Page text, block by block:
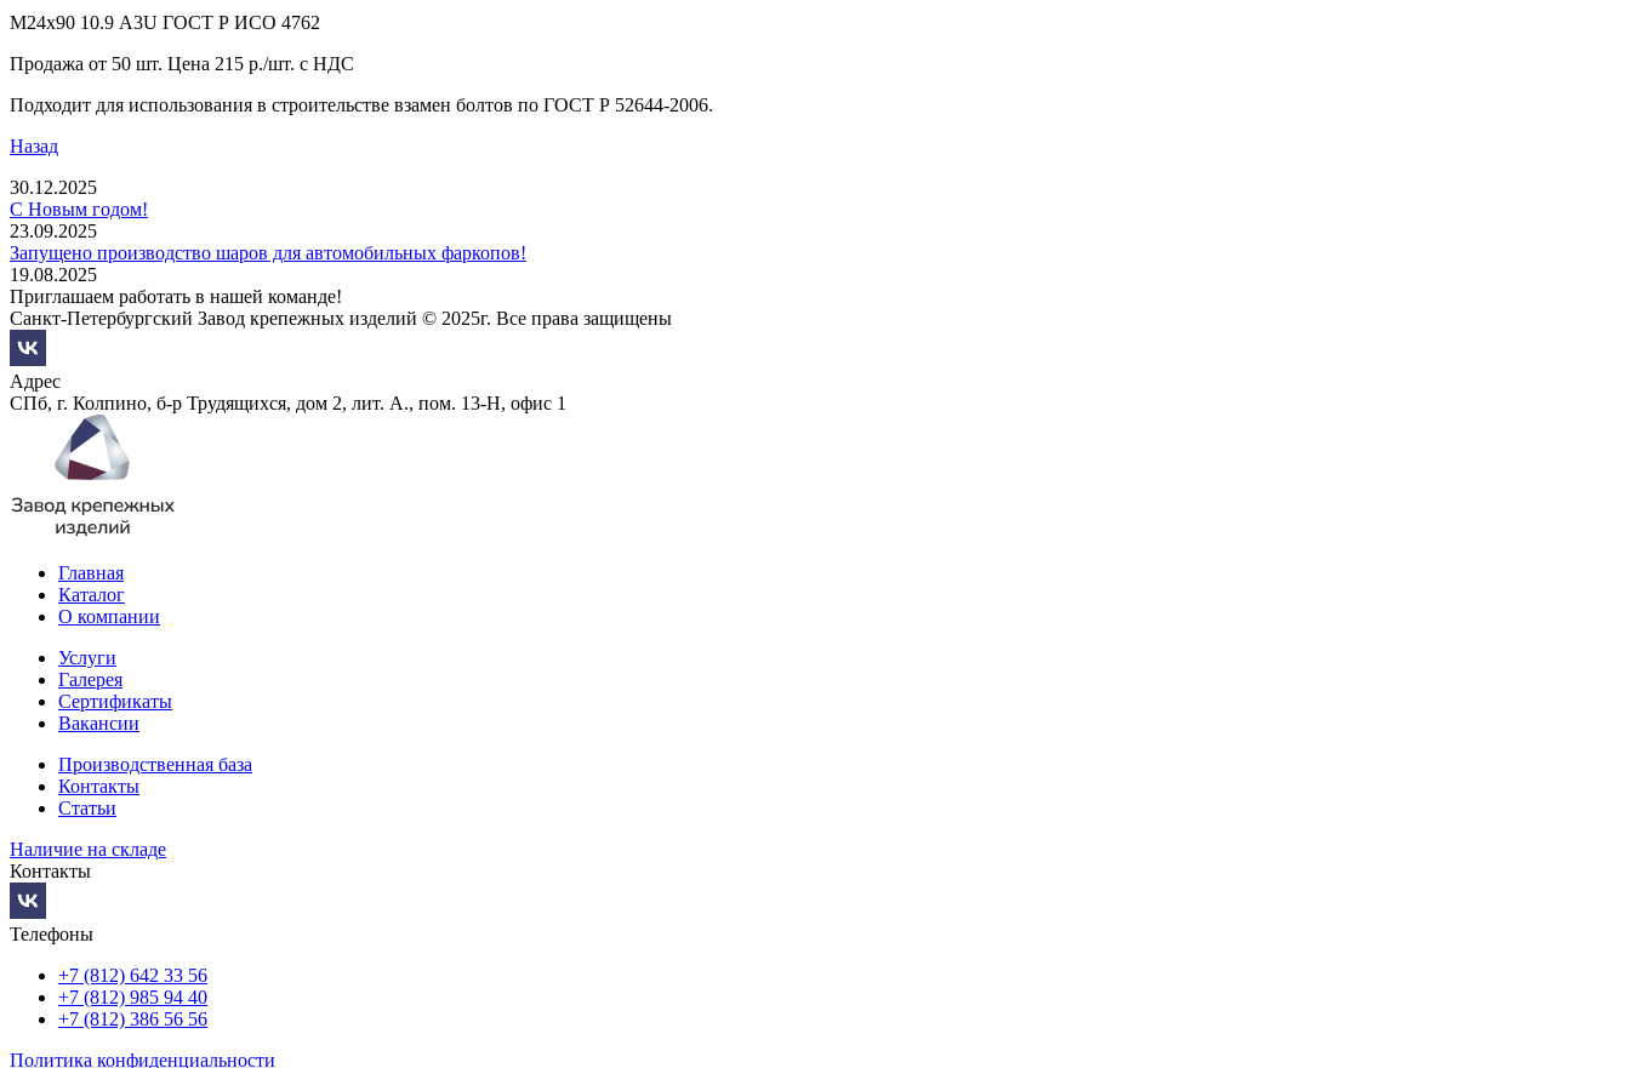
М24х90 10.9 A3U ГОСТ Р ИСО 4762
Продажа от 50 шт. Цена 215 р./шт. с НДС
Подходит для использования в строительстве взамен болтов по ГОСТ Р 52644-2006.
Назад
30.12.2025
С Новым годом!
23.09.2025
Запущено производство шаров для автомобильных фаркопов!
19.08.2025
Приглашаем работать в нашей команде!
Санкт-Петербургский Завод крепежных изделий © 2025г. Все права защищены
Адрес
СПб, г. Колпино, б-р Трудящихся, дом 2, лит. А., пом. 13-Н, офис 1
Главная
Каталог
О компании
Услуги
Галерея
Сертификаты
Вакансии
Производственная база
Контакты
Статьи
Наличие на складе
Контакты
Телефоны
+7 (812) 642 33 56
+7 (812) 985 94 40
+7 (812) 386 56 56
Политика конфиденциальности